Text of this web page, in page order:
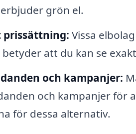
grön el.
prissättning: Vissa
att du kan se
och kampanjer:
och kampanjer för
för dessa alternativ.